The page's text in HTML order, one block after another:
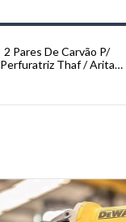
2 Pares De Carvão P/
Perfuratriz Thaf / Arita